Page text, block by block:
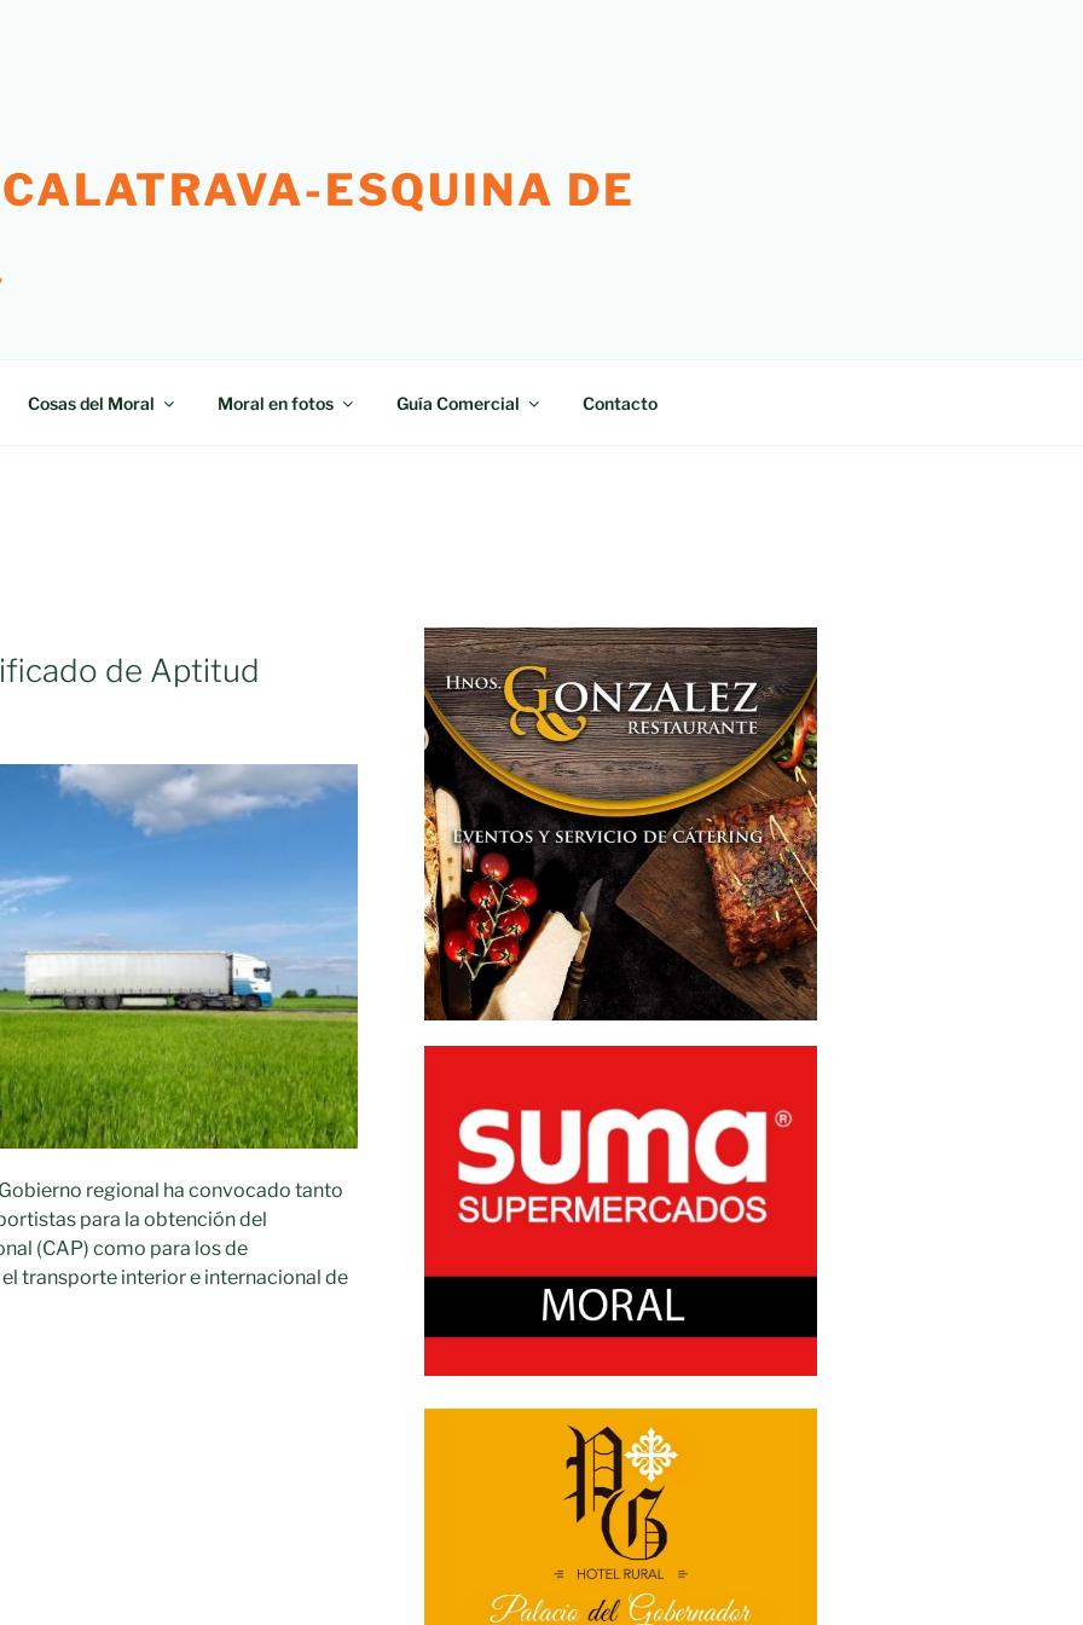
ESQUINA DE
Cosas del Moral Moral en fotos Guía Comercial Contacto
de Aptitud
regional ha convocado tanto
para la obtención del
(CAP) como para los de
transporte interior e internacional de